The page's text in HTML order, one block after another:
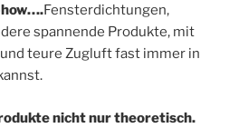
how….Fensterdichtungen,
spannende Produkte, mit
teure Zugluft fast immer in
nicht nur theoretisch.